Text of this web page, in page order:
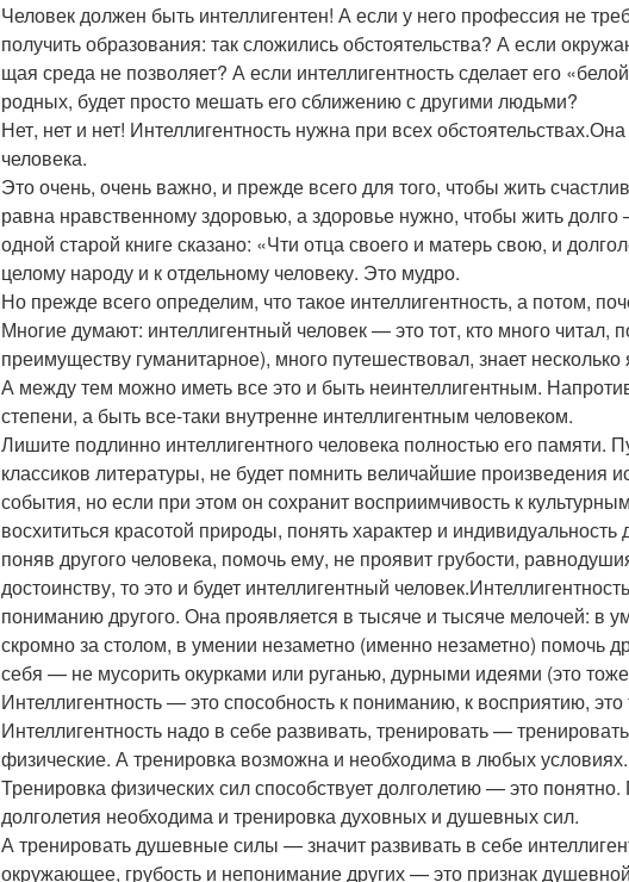
Человек должен быть интеллигентен! А если у него профессия не
получить образования: так сложились обстоятельства? А если
щая среда не позволяет? А если интеллигентность сделает его
родных, будет просто мешать его сближению с другими людьми?
Нет, нет и нет! Интеллигентность нужна при всех
человека.
Это очень, очень важно, и прежде всего для того, чтобы жить
равна нравственному здоровью, а здоровье нужно, чтобы жить
одной старой книге сказано: «Чти отца своего и матерь свою, и
целому народу и к отдельному человеку. Это мудро.
Но прежде всего определим, что такое интеллигентность, а потом,
Многие думают: интеллигентный человек — это тот, кто много
преимуществу гуманитарное), много путешествовал, знает несколько
А между тем можно иметь все это и быть неинтеллигентным.
степени, а быть все-таки внутренне интеллигентным человеком.
Лишите подлинно интеллигентного человека полностью его памяти.
классиков литературы, не будет помнить величайшие произведения
события, но если при этом он сохранит восприимчивость к
восхититься красотой природы, понять характер и
поняв другого человека, помочь ему, не проявит грубости,
достоинству, то это и будет интеллигентный
пониманию другого. Она проявляется в тысяче и тысяче мелочей: в
скромно за столом, в умении незаметно (именно незаметно) помочь
себя — не мусорить окурками или руганью, дурными идеями (это
Интеллигентность — это способность к пониманию, к восприятию,
Интеллигентность надо в себе развивать, тренировать —
физические. А тренировка возможна и необходима в любых условиях.
Тренировка физических сил способствует долголетию — это
долголетия необходима и тренировка духовных и душевных сил.
А тренировать душевные силы — значит развивать в себе
окружающее, грубость и непонимание других — это признак